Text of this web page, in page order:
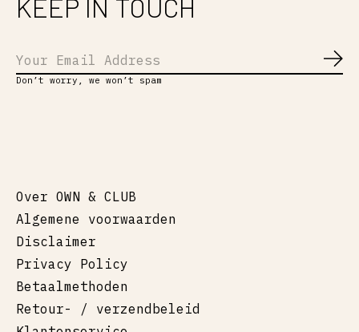
KEEP IN TOUCH
Don’t worry, we won’t spam
Over OWN & CLUB
Algemene voorwaarden
Disclaimer
Privacy Policy
Betaalmethoden
Retour- / verzendbeleid